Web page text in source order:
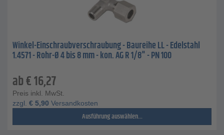
Winkel-Einschraubverschraubung - Baureihe LL - Edelstahl
1.4571 - Rohr-Ø 4 bis 8 mm - kon. AG R 1/8" - PN 100
ab€16,27
Preis inkl. MwSt.
zzgl. € 5,90 Versandkosten
Ausführung auswählen...